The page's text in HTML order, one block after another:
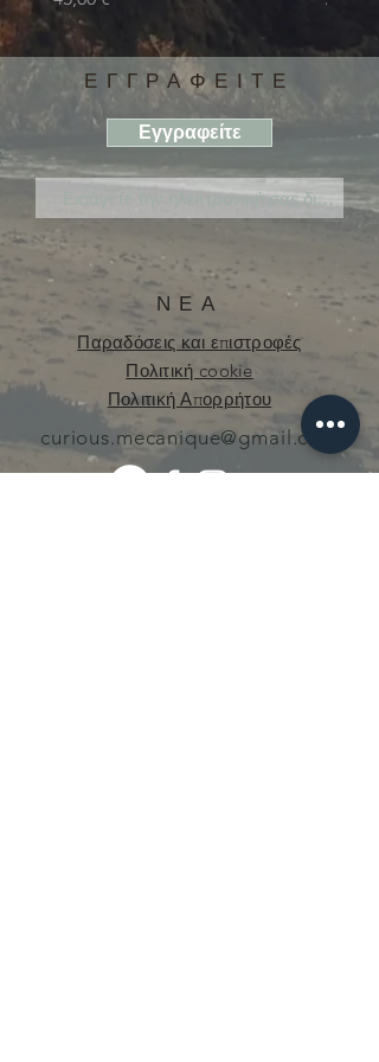
ΕΓΓΡΑΦΕΙΤΕ
Εγγραφείτε
ΝΕΑ
Παραδόσεις και επιστροφές
Πολιτική cookie
Πολιτική Απορρήτου
curious.mecanique@gmail.com